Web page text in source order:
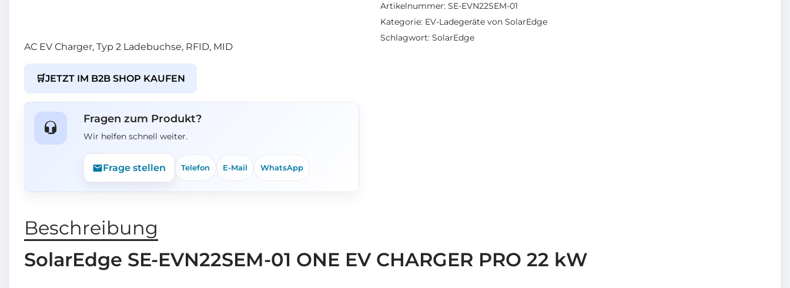
AC EV Charger, Typ 2 Ladebuchse, RFID, MID
🛒JETZT IM B2B SHOP KAUFEN
Fragen zum Produkt?
Wir helfen schnell weiter.
Frage stellen Telefon E-Mail WhatsApp
Artikelnummer: SE-EVN22SEM-01
Kategorie: EV-Ladegeräte von SolarEdge
Schlagwort: SolarEdge
Beschreibung
SolarEdge SE-EVN22SEM-01 ONE EV CHARGER PRO 22 kW